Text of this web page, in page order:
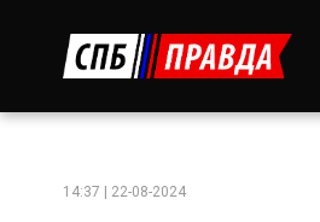
14:37 | 22-08-2024